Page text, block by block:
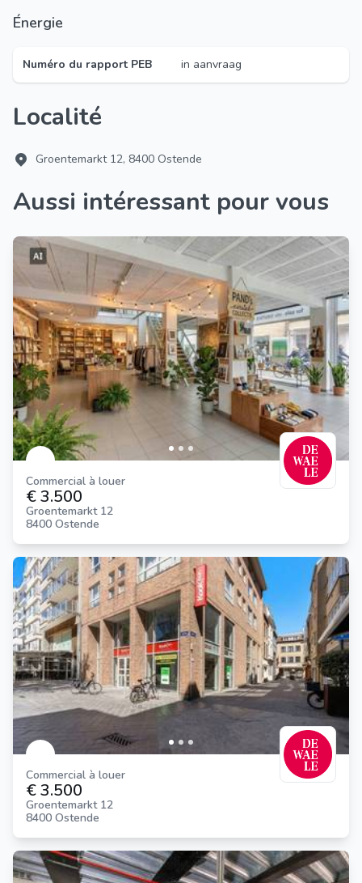
Énergie
Numéro du rapport PEB in aanvraag
Localité
Groentemarkt 12, 8400 Ostende
Aussi intéressant pour vous
Commercial à louer
€ 3.500
Groentemarkt 12
8400 Ostende
Commercial à louer
€ 3.500
Groentemarkt 12
8400 Ostende